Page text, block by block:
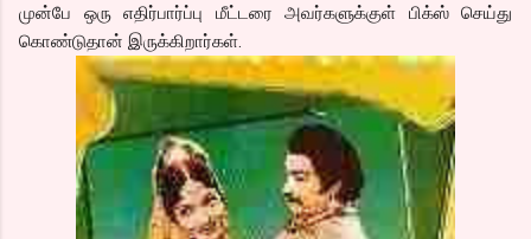
முன்பே ஒரு எதிர்பார்ப்பு மீட்டரை அவர்களுக்குள் பிக்ஸ் செய்து
கொண்டுதான் இருக்கிறார்கள்.